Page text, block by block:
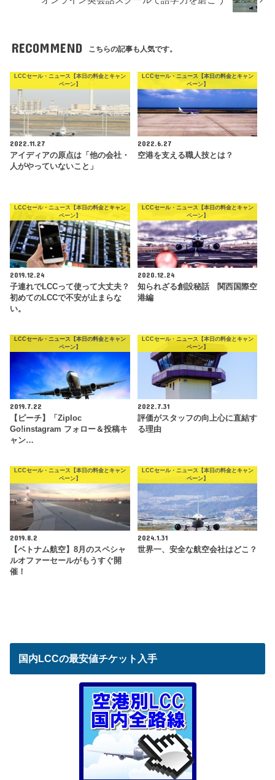
RECOMMEND こちらの記事も人気です。
LCCセール・ニュース【本日の料金とキャン
ペーン】
2022.11.27
アイディアの原点は「他の会社・
人がやっていないこと」
LCCセール・ニュース【本日の料金とキャン
ペーン】
2022.6.27
空港を支える職人技とは？
LCCセール・ニュース【本日の料金とキャン
ペーン】
2019.12.24
子連れでLCCって使って大丈夫？
初めてのLCCで不安が止まらな
い。
LCCセール・ニュース【本日の料金とキャン
ペーン】
2020.12.24
知られざる創設秘話 関西国際空
港編
LCCセール・ニュース【本日の料金とキャン
ペーン】
2019.7.22
【ピーチ】「Ziploc
Go!instagram フォロー＆投稿キ
ャン…
LCCセール・ニュース【本日の料金とキャン
ペーン】
2022.7.31
評価がスタッフの向上心に直結す
る理由
LCCセール・ニュース【本日の料金とキャン
ペーン】
2019.8.2
【ベトナム航空】8月のスペシャ
ルオファーセールがもうすぐ開
催！
LCCセール・ニュース【本日の料金とキャン
ペーン】
2024.1.31
世界一、安全な航空会社はどこ？
国内LCCの最安値チケット入手